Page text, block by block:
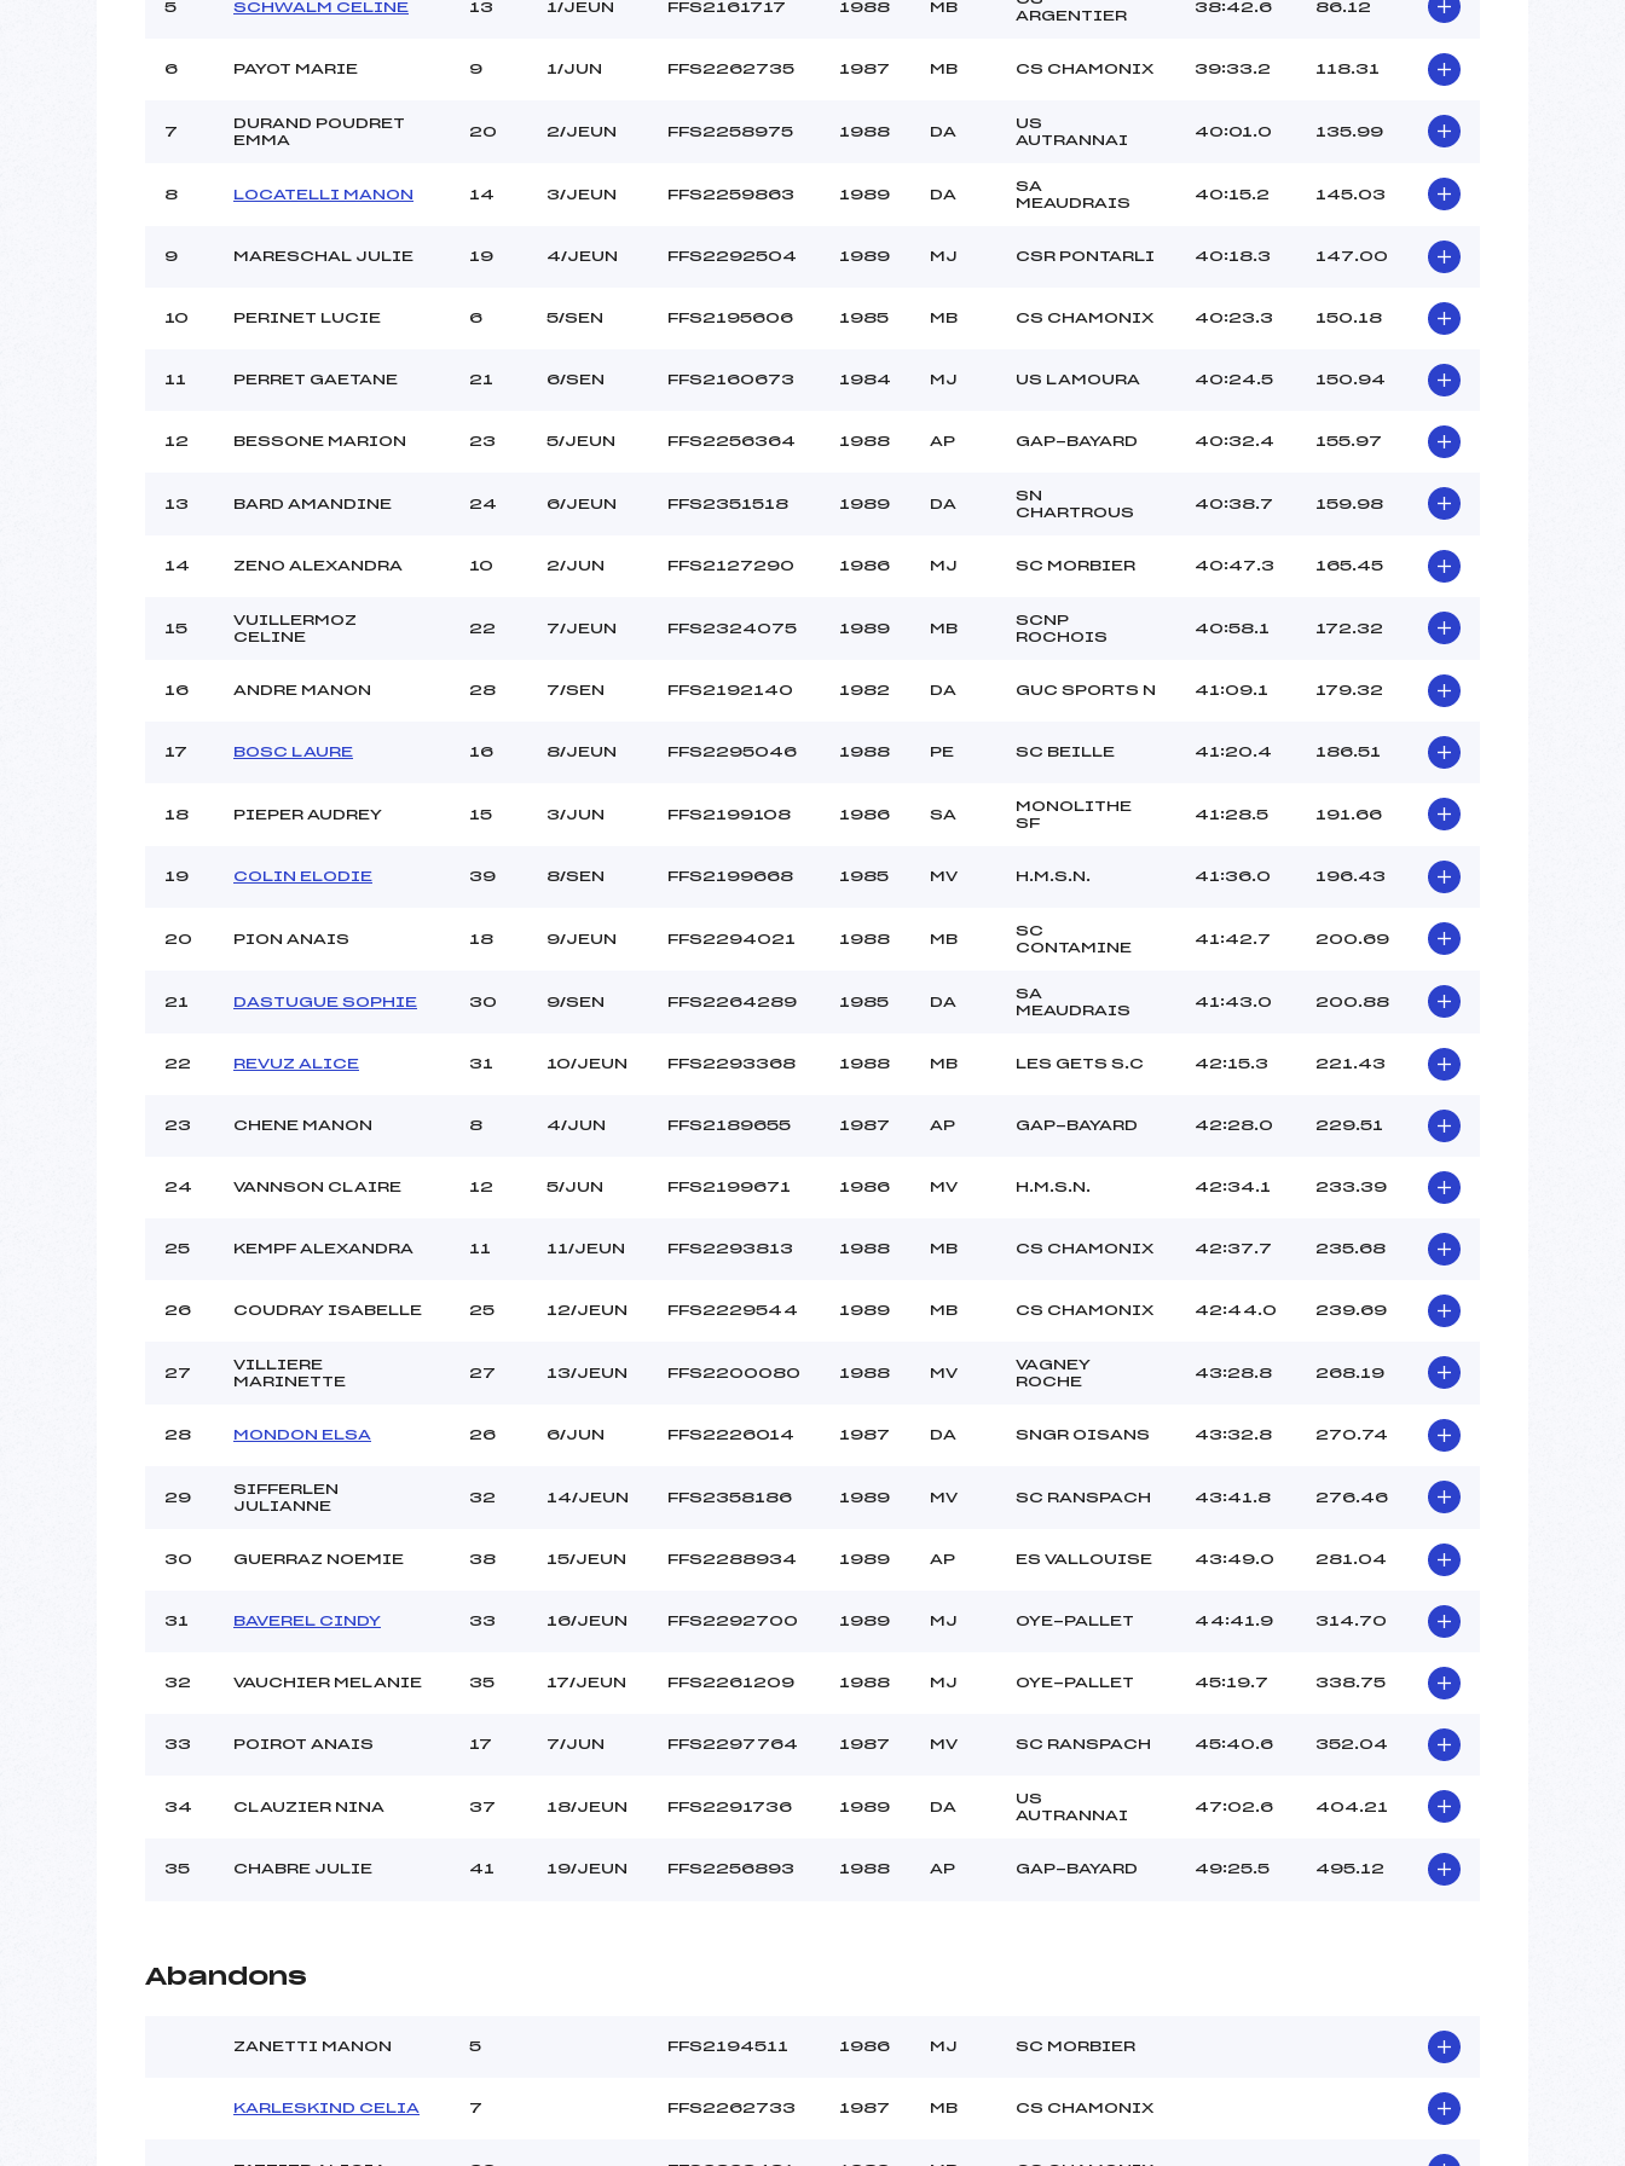
5 SCHWALM CELINE 13 1/JEUN FFS2161717 1988 MB
ARGENTIER
38:42.6 86.12
6 PAYOT MARIE 9 1/JUN FFS2262735 1987 MB CS CHAMONIX 39:33.2 118.31
7
DURAND POUDRET
EMMA
20 2/JEUN FFS2258975 1988 DA
US
AUTRANNAI
40:01.0 135.99
8 LOCATELLI MANON 14 3/JEUN FFS2259863 1989 DA
SA
MEAUDRAIS
40:15.2 145.03
9 MARESCHAL JULIE 19 4/JEUN FFS2292504 1989 MJ CSR PONTARLI 40:18.3 147.00
10 PERINET LUCIE 6 5/SEN FFS2195606 1985 MB CS CHAMONIX 40:23.3 150.18
11 PERRET GAETANE 21 6/SEN FFS2160673 1984 MJ US LAMOURA 40:24.5 150.94
12 BESSONE MARION 23 5/JEUN FFS2256364 1988 AP GAP-BAYARD 40:32.4 155.97
13 BARD AMANDINE 24 6/JEUN FFS2351518 1989 DA
SN
CHARTROUS
40:38.7 159.98
14 ZENO ALEXANDRA 10 2/JUN FFS2127290 1986 MJ SC MORBIER 40:47.3 165.45
15
VUILLERMOZ
CELINE
22 7/JEUN FFS2324075 1989 MB
SCNP
ROCHOIS
40:58.1 172.32
16 ANDRE MANON 28 7/SEN FFS2192140 1982 DA GUC SPORTS N 41:09.1 179.32
17 BOSC LAURE 16 8/JEUN FFS2295046 1988 PE SC BEILLE 41:20.4 186.51
18 PIEPER AUDREY 15 3/JUN FFS2199108 1986 SA
MONOLITHE
SF
41:28.5 191.66
19 COLIN ELODIE 39 8/SEN FFS2199668 1985 MV H.M.S.N. 41:36.0 196.43
20 PION ANAIS 18 9/JEUN FFS2294021 1988 MB
SC
CONTAMINE
41:42.7 200.69
21 DASTUGUE SOPHIE 30 9/SEN FFS2264289 1985 DA
SA
MEAUDRAIS
41:43.0 200.88
22 REVUZ ALICE 31 10/JEUN FFS2293368 1988 MB LES GETS S.C 42:15.3 221.43
23 CHENE MANON 8 4/JUN FFS2189655 1987 AP GAP-BAYARD 42:28.0 229.51
24 VANNSON CLAIRE 12 5/JUN FFS2199671 1986 MV H.M.S.N. 42:34.1 233.39
25 KEMPF ALEXANDRA 11 11/JEUN FFS2293813 1988 MB CS CHAMONIX 42:37.7 235.68
26 COUDRAY ISABELLE 25 12/JEUN FFS2229544 1989 MB CS CHAMONIX 42:44.0 239.69
27
VILLIERE
MARINETTE
27 13/JEUN FFS2200080 1988 MV
VAGNEY
ROCHE
43:28.8 268.19
28 MONDON ELSA 26 6/JUN FFS2226014 1987 DA SNGR OISANS 43:32.8 270.74
29
SIFFERLEN
JULIANNE
32 14/JEUN FFS2358186 1989 MV SC RANSPACH 43:41.8 276.46
30 GUERRAZ NOEMIE 38 15/JEUN FFS2288934 1989 AP ES VALLOUISE 43:49.0 281.04
31 BAVEREL CINDY 33 16/JEUN FFS2292700 1989 MJ OYE-PALLET 44:41.9 314.70
32 VAUCHIER MELANIE 35 17/JEUN FFS2261209 1988 MJ OYE-PALLET 45:19.7 338.75
33 POIROT ANAIS 17 7/JUN FFS2297764 1987 MV SC RANSPACH 45:40.6 352.04
34 CLAUZIER NINA 37 18/JEUN FFS2291736 1989 DA
US
AUTRANNAI
47:02.6 404.21
35 CHABRE JULIE 41 19/JEUN FFS2256893 1988 AP GAP-BAYARD 49:25.5 495.12
Abandons
ZANETTI MANON 5 FFS2194511 1986 MJ SC MORBIER
KARLESKIND CELIA 7 FFS2262733 1987 MB CS CHAMONIX